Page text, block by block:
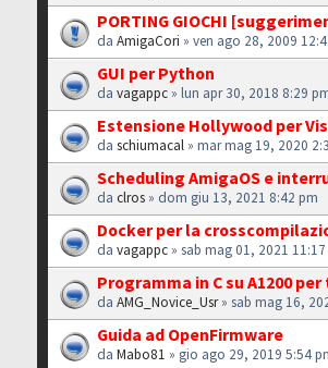
PORTING GIOCHI
daAmigaCori » ven ago 28, 2009
GUI per Python
davagappc » lun apr 30, 2018 8:29
Estensione Hollywood per
daschiumacal » mar mag 19, 2020
Scheduling AmigaOS e
daclros » dom giu 13, 2021 8:42 pm
Docker per la
davagappc » sab mag 01, 2021
Programma in C su A1200
daAMG_Novice_Usr» sab mag 16,
Guida ad OpenFirmware
daMabo81 » gio ago 29, 2019 5:54